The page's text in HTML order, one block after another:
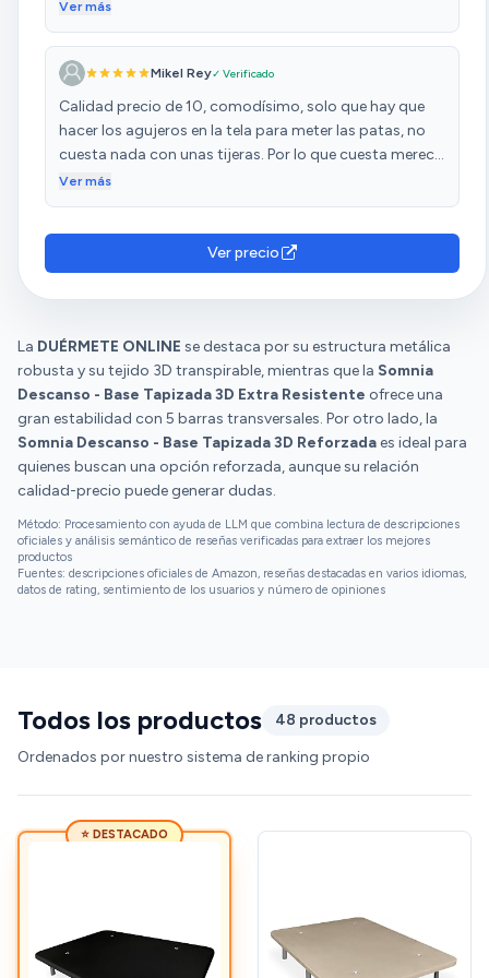
jugaré con este por 100 y poco, lo llevo usando varias
unos 70-80 kg y ni se mueve, estable 100%. Tiene los
agujeritos también para la respiración del colchón.
Viene con las patas incluidas! Lo unico a tener en
cuenta quizas es que el repartidor te lo dejará en el
rellano de tu casa, si vives en un piso sin ascensor o un
Ver más
Mikel Rey✓ Verificado
Calidad precio de 10, comodísimo, solo que hay que
hacer los agujeros en la tela para meter las patas, no
cuesta nada con unas tijeras. Por lo que cuesta merece
la pena.
Ver más
Ver precio
La DUÉRMETE ONLINE se destaca por su estructura metálica
robusta y su tejido 3D transpirable, mientras que la Somnia
Descanso - Base Tapizada 3D Extra Resistente ofrece una
gran estabilidad con 5 barras transversales. Por otro lado, la
Somnia Descanso - Base Tapizada 3D Reforzada es ideal para
quienes buscan una opción reforzada, aunque su relación
calidad-precio puede generar dudas.
Método: Procesamiento con ayuda de LLM que combina lectura de descripciones
oficiales y análisis semántico de reseñas verificadas para extraer los mejores
productos
Fuentes: descripciones oficiales de Amazon, reseñas destacadas en varios idiomas,
datos de rating, sentimiento de los usuarios y número de opiniones
Todos los productos
48 productos
Ordenados por nuestro sistema de ranking propio
⭐ DESTACADO